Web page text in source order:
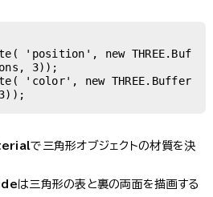
'position', new THREE.Buf
3));
'color', new THREE.Buffer
で三角形オブジェクトの材質を決
は三角形の表と裏の両面を描画する